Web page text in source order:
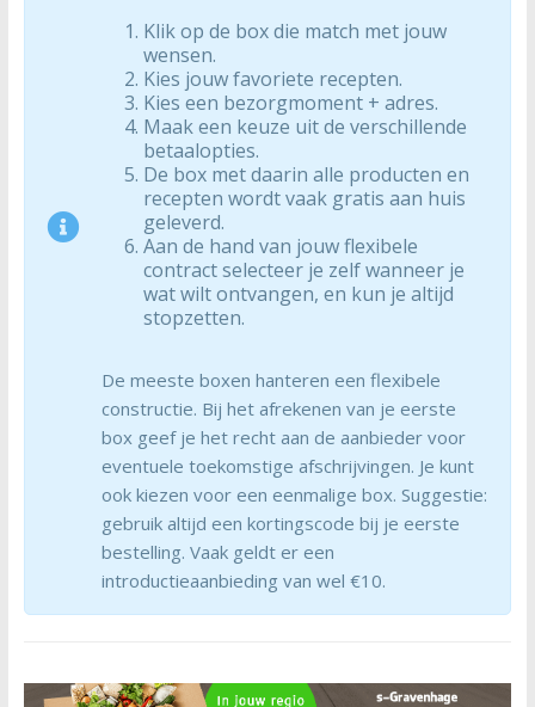
Klik op de box die match met jouw
wensen.
Kies jouw favoriete recepten.
Kies een bezorgmoment + adres.
Maak een keuze uit de verschillende
betaalopties.
De box met daarin alle producten en
recepten wordt vaak gratis aan huis
geleverd.
Aan de hand van jouw flexibele
contract selecteer je zelf wanneer je
wat wilt ontvangen, en kun je altijd
stopzetten.
De meeste boxen hanteren een flexibele
constructie. Bij het afrekenen van je eerste
box geef je het recht aan de aanbieder voor
eventuele toekomstige afschrijvingen. Je kunt
ook kiezen voor een eenmalige box. Suggestie:
gebruik altijd een kortingscode bij je eerste
bestelling. Vaak geldt er een
introductieaanbieding van wel €10.